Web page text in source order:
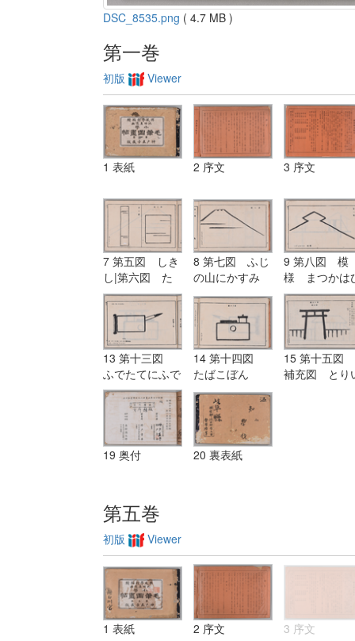
DSC_8535.png ( 4.7 MB )
第一巻
初版 Viewer
1 表紙 2 序文 3 序文
7 第五図 しき
し|第六図 た
んざく
8 第七図 ふじ
の山にかすみ
9 第八図 模
様 まつかは
し
13 第十三図
ふでたてにふで
14 第十四図
たばこぼん
15 第十五図
補充図 とり
19 奥付 20 裏表紙
第五巻
初版 Viewer
1 表紙 2 序文 3 序文